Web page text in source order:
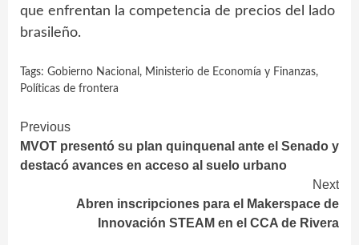
que enfrentan la competencia de precios del lado
brasileño.
Tags: Gobierno Nacional , Ministerio de Economía y Finanzas,
Políticas de frontera
Continue
Reading
Previous
MVOT presentó su plan quinquenal ante el Senado y
destacó avances en acceso al suelo urbano
Next
Abren inscripciones para el Makerspace de
Innovación STEAM en el CCA de Rivera